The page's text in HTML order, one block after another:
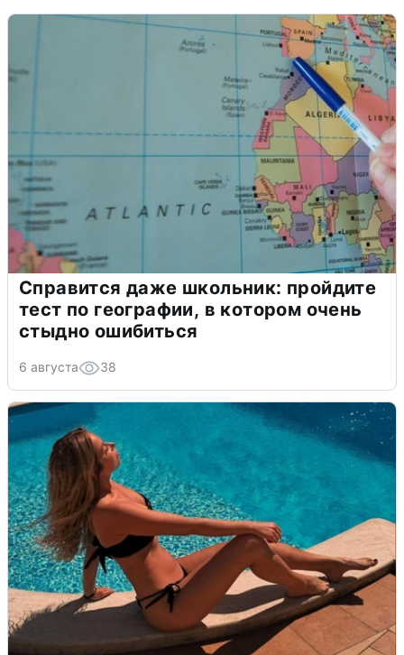
Справится даже школьник: пройдите
тест по географии, в котором очень
стыдно ошибиться
6 августа 38